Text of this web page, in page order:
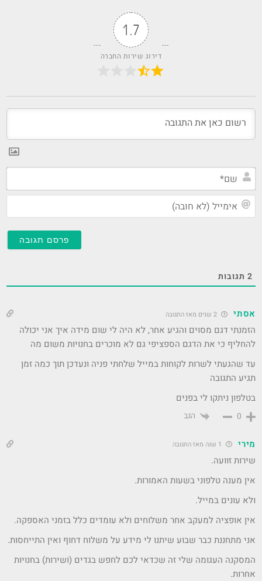
1.7
דירוג שירות החברה
2 תגובות
אסתי
הזמנתי דגם מסוים והגיע אחר, לא היה לי שום מידה איך אני יכולה
להחליף כי את הדגם הספציפי גם לא מוכרים בחנויות משום מה
עד שהגעתי לשרות לקוחות במייל שלחתי פניה ונעדכן תוך כמה זמן
תגיע התגובה
בטלפון ניתקו לי בפנים
0 הגב
מירי
שירות זוועה.
אין מענה טלפוני בשעות האמורות.
ולא עונים במייל.
אין אופציה למעקב אחר משלוחים ולא עומדים כלל בזמני האספקה.
אני מתחננת כבר שבוע שיתנו לי מידע על משלוח דחוף ואין התייחסות.
המסקנה העגומה שלי זה שכדאי לכם לחפש בגדים (ושירות) בחנויות
אחרות.